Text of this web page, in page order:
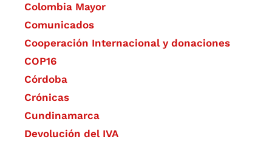
Colombia Mayor
Comunicados
Cooperación Internacional y donaciones
COP16
Córdoba
Crónicas
Cundinamarca
Devolución del IVA